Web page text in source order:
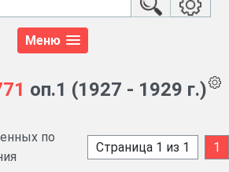
Меню
оп.1 (1927 - 1929 г.)
по
Страница 1 из 1 1